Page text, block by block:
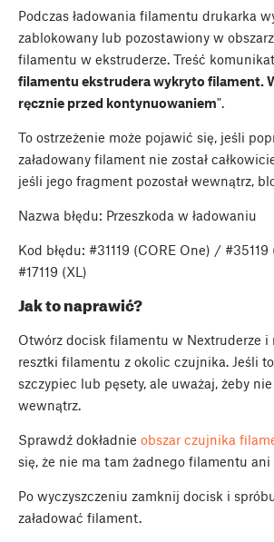
Podczas ładowania filamentu drukarka
zablokowany lub pozostawiony w
filamentu w ekstruderze. Treść
filamentu ekstrudera wykryto filament.
ręcznie przed kontynuowaniem".
To ostrzeżenie może pojawić się, jeśli
załadowany filament nie został
jeśli jego fragment pozostał wewnątrz,
Nazwa błędu: Przeszkoda w ładowaniu
Kod błędu: #31119 (CORE One) /
#17119 (XL)
Jak to naprawić?
Otwórz docisk filamentu w Nextruderze i
resztki filamentu z okolic czujnika. Jeśli
szczypiec lub pęsety, ale uważaj, żeby
wewnątrz.
Sprawdź dokładnie obszar czujnika
się, że nie ma tam żadnego filamentu ani
Po wyczyszczeniu zamknij docisk i
załadować filament.